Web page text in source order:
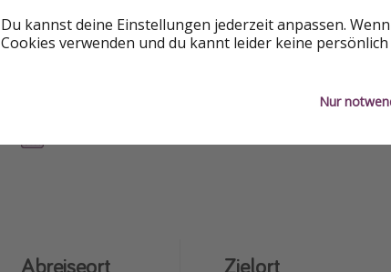
Abreiseort Zielort
Du kannst deine Einstellungen jederzeit anpassen.
Cookies verwenden und du kannt leider keine
Nur